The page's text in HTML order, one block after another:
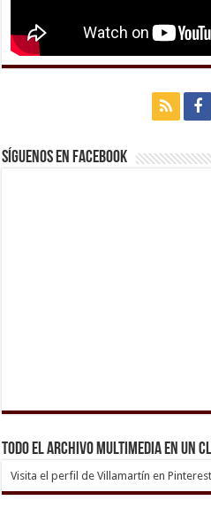
Síguenos en Facebook
Todo el archivo multimedia en un
Visita el perfil de Villamartín en